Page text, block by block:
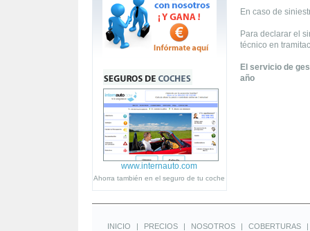
www.internauto.com
Ahorra también en el seguro de tu coche
En caso de
Para declarar el
técnico en
El servicio de
año
INICIO | PRECIOS | NOSOTROS | COBERTURAS |